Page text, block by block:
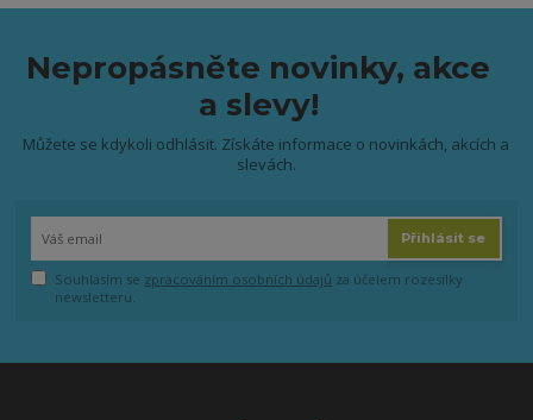
Nepropásněte novinky, akce
a slevy!
Můžete se kdykoli odhlásit. Získáte informace o novinkách, akcích a
slevách.
Přihlásit se
Souhlasím se zpracováním osobních údajů za účelem rozesílky
newsletteru.